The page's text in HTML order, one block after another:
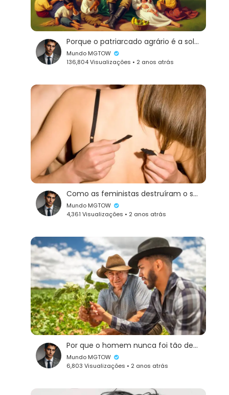
Porque o patriarcado agrário é a solução para frear a hipergamia feminina e salvar a família.
Mundo MGTOW
136,804 Visualizações • 2 anos atrás
Como as feministas destruíram o senso de responsabilidade das mulheres!
Mundo MGTOW
4,361 Visualizações • 2 anos atrás
Por que o homem nunca foi tão desvalorizado quanto ele é hoje?
Mundo MGTOW
6,803 Visualizações • 2 anos atrás